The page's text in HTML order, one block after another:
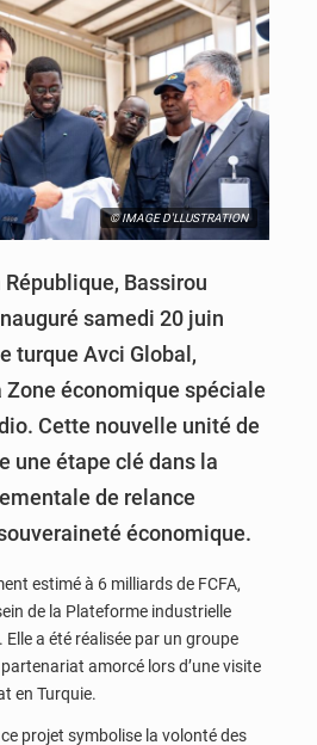
© IMAGE D'LLUSTRATION
Bassirou
samedi 20 juin
turque Avci Global,
économique spéciale
Cette nouvelle unité de
une étape clé dans la
de relance
économique.
estimé à 6 milliards de FCFA,
de la Plateforme industrielle
a été réalisée par un groupe
amorcé lors d’une visite
en Turquie.
projet symbolise la volonté des